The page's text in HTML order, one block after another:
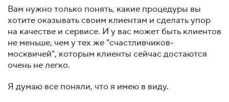
Вам нужно только понять, какие процедуры вы
хотите оказывать своим клиентам и сделать упор
на качестве и сервисе. И у вас может быть клиентов
не меньше, чем у тех же "счастливчиков-
москвичей", которым клиенты сейчас достаются
очень не легко.
Я думаю все поняли, что я имею в виду.